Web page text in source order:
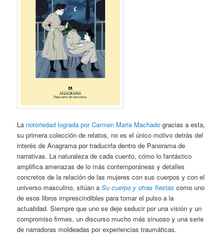
La notoriedad lograda por Carmen Maria Machado gracias a esta,
su primera colección de relatos, no es el único motivo detrás del
interés de Anagrama por traducirla dentro de Panorama de
narrativas. La naturaleza de cada cuento, cómo lo fantástico
amplifica amenazas de lo más contemporáneas y detalles
concretos de la relación de las mujeres con sus cuerpos y con el
universo masculino, sitúan aSu cuerpo y otras fiestas como uno
de esos libros imprescindibles para tomar el pulso a la
actualidad. Siempre que uno se deje seducir por una visión y un
compromiso firmes, un discurso mucho más sinuoso y una serie
de narradoras moldeadas por experiencias traumáticas.